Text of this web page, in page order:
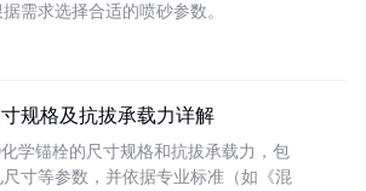
需求选择合适的喷砂参数。
规格及抗拔承载力详解
学锚栓的尺寸规格和抗拔承载力，包
寸等参数，并依据专业标准（如《混